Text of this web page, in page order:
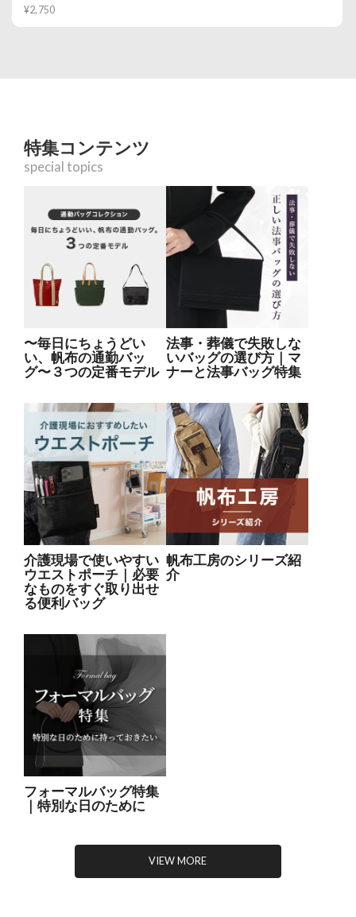
¥2,750
特集コンテンツ
special topics
〜毎日にちょうどい
い、帆布の通勤バッ
グ〜３つの定番モデル
法事・葬儀で失敗しな
いバッグの選び方｜マ
ナーと法事バッグ特集
介護現場で使いやすい
ウエストポーチ｜必要
なものをすぐ取り出せ
る便利バッグ
帆布工房のシリーズ紹
介
フォーマルバッグ特集
｜特別な日のために
VIEW MORE